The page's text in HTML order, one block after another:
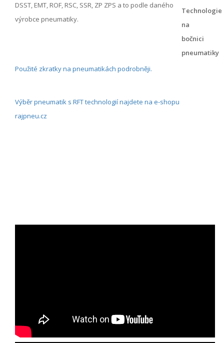
DSST, EMT, ROF, RSC, SSR, ZP ZPS a to podle daného
výrobce pneumatiky.
Použité zkratky na pneumatikách podrobněji.
Výběr pneumatik s RFT technologií najdete na e-shopu
rajpneu.cz